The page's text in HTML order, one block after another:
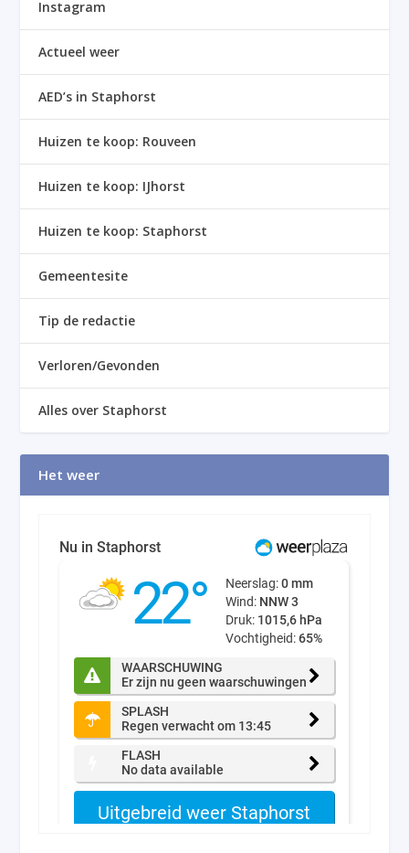
Instagram
Actueel weer
AED’s in Staphorst
Huizen te koop: Rouveen
Huizen te koop: IJhorst
Huizen te koop: Staphorst
Gemeentesite
Tip de redactie
Verloren/Gevonden
Alles over Staphorst
Het weer